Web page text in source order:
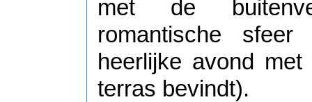
met de
romantische
heerlijke avond
terras bevindt).